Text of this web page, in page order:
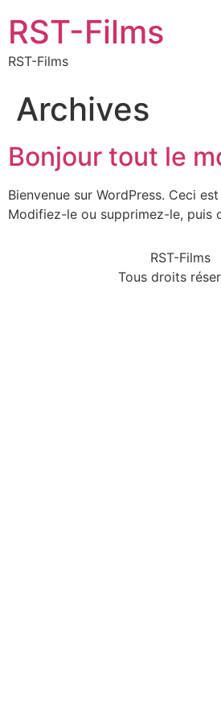
RST-Films
RST-Films
Archives
Bonjour tout le
Bienvenue sur WordPress. Ceci
Modifiez-le ou supprimez-le, puis
RST-Films
Tous droits